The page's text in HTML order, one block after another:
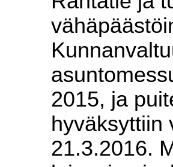
2015, ja
hyväksyttiin
21.3.2016.